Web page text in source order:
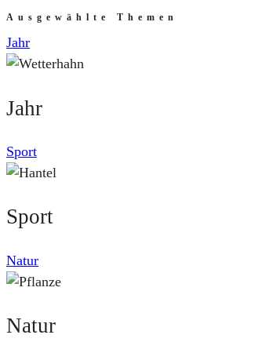
Ausgewählte Themen
Jahr
Jahr
Sport
Sport
Natur
Natur